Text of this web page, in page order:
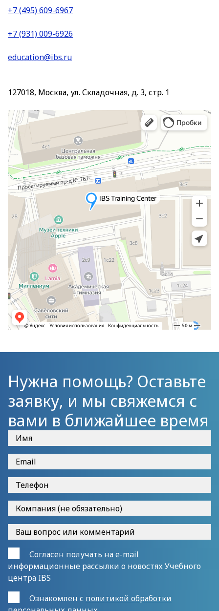
+7 (495) 609-6967
+7 (931) 009-6926
education@ibs.ru
127018, Москва, ул. Складочная, д. 3, стр. 1
Нужна помощь? Оставьте
заявку, и мы свяжемся с
вами в ближайшее время
Согласен получать на e-mail
информационные рассылки о новостях Учебного
центра IBS
Ознакомлен с политикой обработки